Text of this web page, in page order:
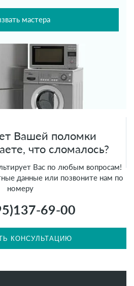
мастера
Вашей поломки
что сломалось?
Вас по любым вопросам!
данные или позвоните нам по
номеру
137-69-00
КОНСУЛЬТАЦИЮ